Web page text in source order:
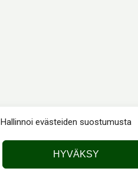
Hallinnoi evästeiden suostumusta
HYVÄKSY
Theme byOut the Box